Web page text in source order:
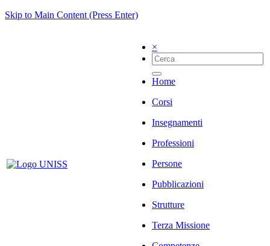
Skip to Main Content (Press Enter)
×
Home
Corsi
Insegnamenti
Professioni
Persone
Pubblicazioni
Strutture
Terza Missione